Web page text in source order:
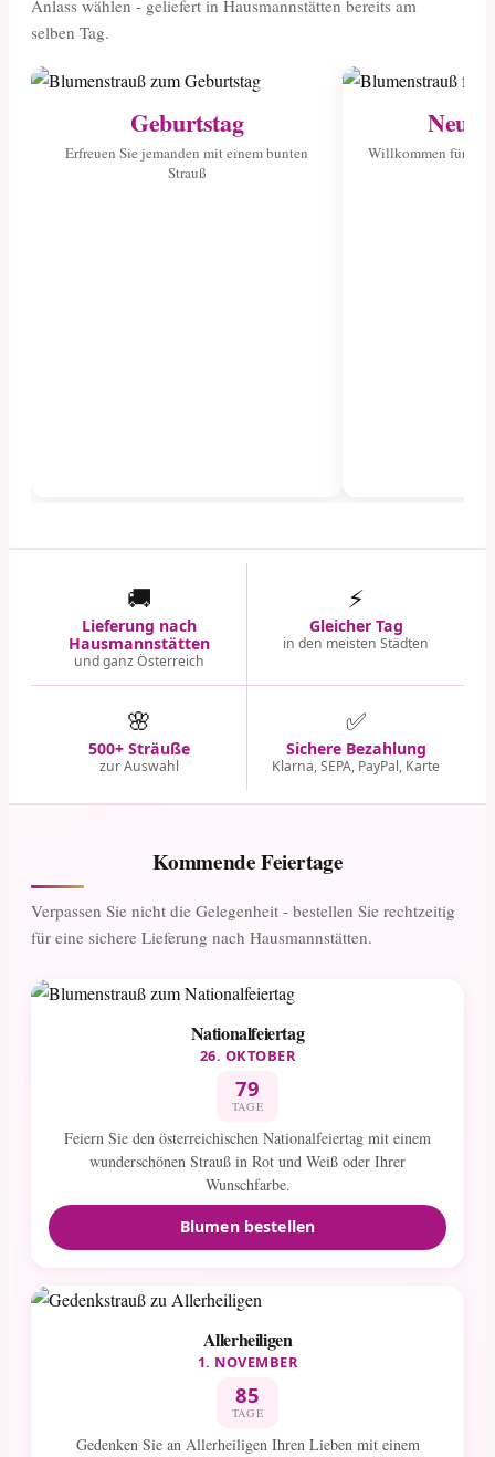
Anlass wählen - geliefert in Hausmannstätten bereits am
selben Tag.
Geburtstag
Erfreuen Sie jemanden mit einem bunten
Strauß
Willkommen für
🚚
Lieferung nach
Hausmannstätten
und ganz Österreich
⚡
Gleicher Tag
in den meisten Städten
🌸
500+ Sträuße
zur Auswahl
✅
Sichere Bezahlung
Klarna, SEPA, PayPal, Karte
Kommende Feiertage
Verpassen Sie nicht die Gelegenheit - bestellen Sie rechtzeitig
für eine sichere Lieferung nach Hausmannstätten.
Nationalfeiertag
26. OKTOBER
79
TAGE
Feiern Sie den österreichischen Nationalfeiertag mit einem
wunderschönen Strauß in Rot und Weiß oder Ihrer
Wunschfarbe.
Blumen bestellen
Allerheiligen
1. NOVEMBER
85
TAGE
Gedenken Sie an Allerheiligen Ihren Lieben mit einem